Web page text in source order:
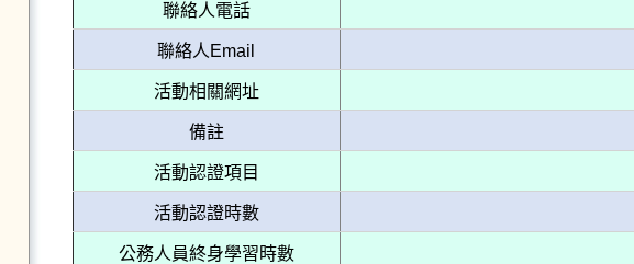
聯絡人電話
聯絡人Email
活動相關網址
備註
活動認證項目
活動認證時數
公務人員終身學習時數